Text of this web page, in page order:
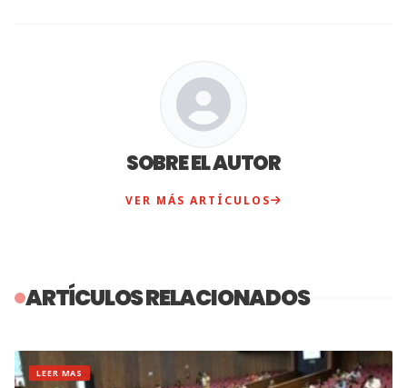
SOBRE EL AUTOR
VER MÁS ARTÍCULOS
ARTÍCULOS RELACIONADOS
LEER MAS